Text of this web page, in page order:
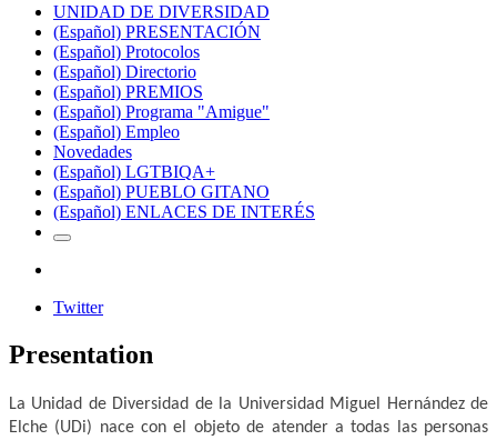
UNIDAD DE DIVERSIDAD
(Español) PRESENTACIÓN
(Español) Protocolos
(Español) Directorio
(Español) PREMIOS
(Español) Programa "Amigue"
(Español) Empleo
Novedades
(Español) LGTBIQA+
(Español) PUEBLO GITANO
(Español) ENLACES DE INTERÉS
Twitter
Presentation
La Unidad de Diversidad de la Universidad Miguel Hernández de
Elche (UDi) nace con el objeto de atender a todas las personas